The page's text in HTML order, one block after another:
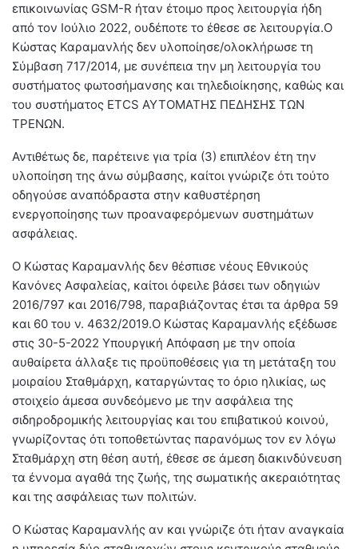
επικοινωνίας GSM-R ήταν έτοιμο προς λειτουργία ήδη
από τον Ιούλιο 2022, ουδέποτε το έθεσε σε λειτουργία.Ο
Κώστας Καραμανλής δεν υλοποίησε/ολοκλήρωσε τη
Σύμβαση 717/2014, με συνέπεια την μη λειτουργία του
συστήματος φωτοσήμανσης και τηλεδιοίκησης, καθώς και
του συστήματος ETCS ΑΥΤΟΜΑΤΗΣ ΠΕΔΗΣΗΣ ΤΩΝ
ΤΡΕΝΩΝ.
Αντιθέτως δε, παρέτεινε για τρία (3) επιπλέον έτη την
υλοποίηση της άνω σύμβασης, καίτοι γνώριζε ότι τούτο
οδηγούσε αναπόδραστα στην καθυστέρηση
ενεργοποίησης των προαναφερόμενων συστημάτων
ασφάλειας.
Ο Κώστας Καραμανλής δεν θέσπισε νέους Εθνικούς
Κανόνες Ασφαλείας, καίτοι όφειλε βάσει των οδηγιών
2016/797 και 2016/798, παραβιάζοντας έτσι τα άρθρα 59
και 60 του ν. 4632/2019.Ο Κώστας Καραμανλής εξέδωσε
στις 30-5-2022 Υπουργική Απόφαση με την οποία
αυθαίρετα άλλαξε τις προϋποθέσεις για τη μετάταξη του
μοιραίου Σταθμάρχη, καταργώντας το όριο ηλικίας, ως
στοιχείο άμεσα συνδεόμενο με την ασφάλεια της
σιδηροδρομικής λειτουργίας και του επιβατικού κοινού,
γνωρίζοντας ότι τοποθετώντας παρανόμως τον εν λόγω
Σταθμάρχη στη θέση αυτή, έθεσε σε άμεση διακινδύνευση
τα έννομα αγαθά της ζωής, της σωματικής ακεραιότητας
και της ασφάλειας των πολιτών.
Ο Κώστας Καραμανλής αν και γνώριζε ότι ήταν αναγκαία